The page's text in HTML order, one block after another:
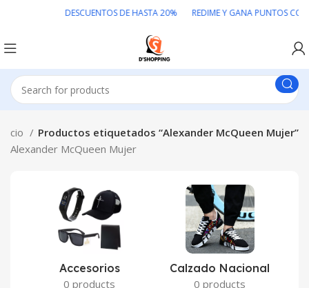
DESCUENTOS DE HASTA 20% REDIME Y GANA PUNTOS
Inicio
Productos etiquetados “Alexander McQueen Mujer”
Alexander McQueen Mujer
Accesorios
0 products
Calzado Nacional
0 products